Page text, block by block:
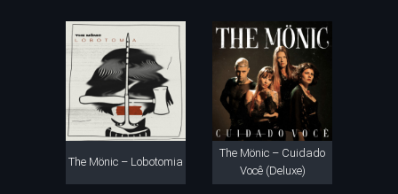
The Mönic – Lobotomia
The Mönic – Cuidado
Você (Deluxe)